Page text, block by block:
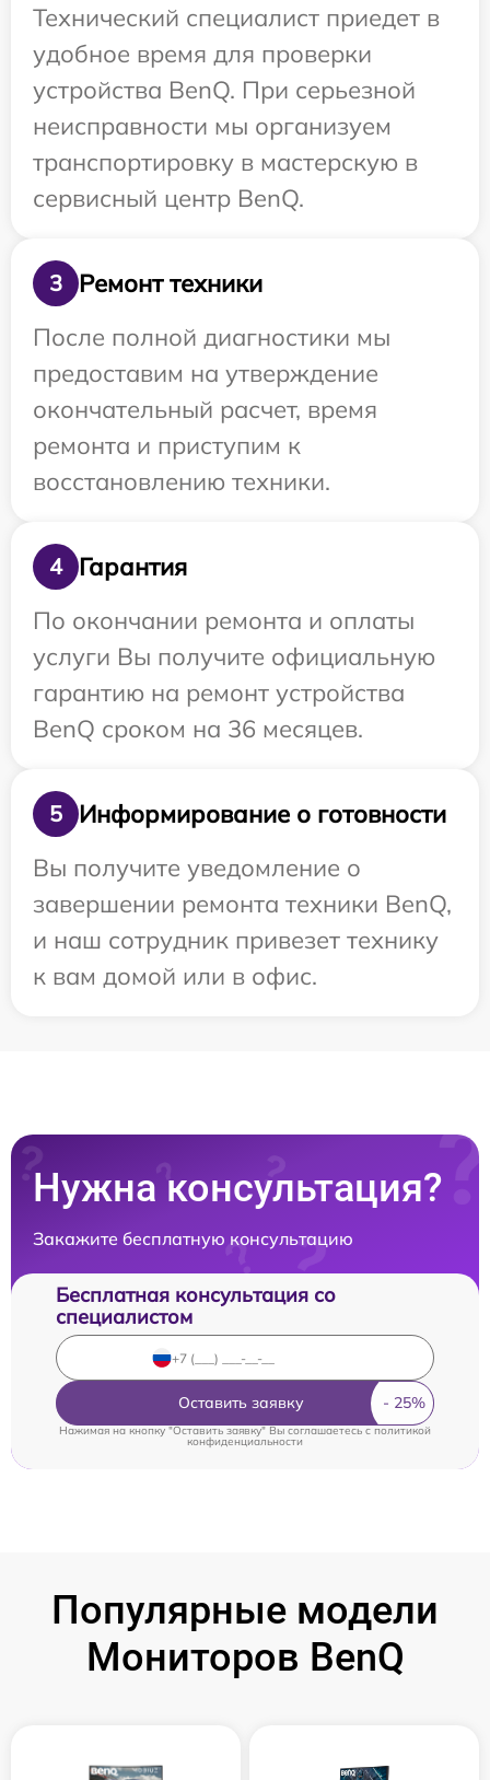
Технический специалист приедет в
удобное время для проверки
устройства BenQ. При серьезной
неисправности мы организуем
транспортировку в мастерскую в
сервисный центр BenQ.
3
Ремонт техники
После полной диагностики мы
предоставим на утверждение
окончательный расчет, время
ремонта и приступим к
восстановлению техники.
4
Гарантия
По окончании ремонта и оплаты
услуги Вы получите официальную
гарантию на ремонт устройства
BenQ сроком на 36 месяцев.
5
Информирование о готовности
Вы получите уведомление о
завершении ремонта техники BenQ,
и наш сотрудник привезет технику
к вам домой или в офис.
Нужна консультация?
Закажите бесплатную консультацию
Бесплатная консультация со
специалистом
Оставить заявку
Нажимая на кнопку "Оставить заявку" Вы соглашаетесь cполитикой
конфиденциальности
Популярные модели
Мониторов BenQ